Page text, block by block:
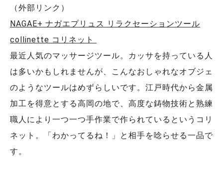
（外部リンク）
NAGAE+ ナガエプリュス リラクセーションツール
collinette コリネット
最近人気のマッサージツール。カッサを持っている人
は多いかもしれませんが、こんなおしゃれなオブジェ
のようなツールはめずらしいです。江戸時代から金属
加工を得意とする高岡の地で、高度な鋳物技術と熟練
職人により一つ一つ手作業で作られているというコリ
ネット。「わかってるね！」と相手を唸らせる一品で
す。